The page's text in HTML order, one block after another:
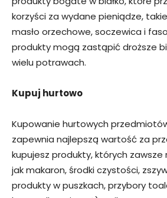
korzyści za wydane pieniądze,
masło orzechowe, soczewica i
produkty mogą zastąpić droższe
wielu potrawach.
Kupuj hurtowo
Kupowanie hurtowych
zapewnia najlepszą wartość za
kupujesz produkty, których
jak makaron, środki czystości,
produkty w puszkach, przybory